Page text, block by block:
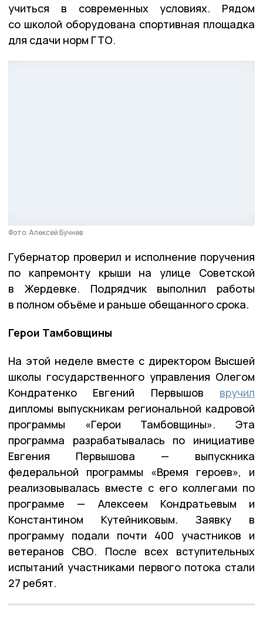
учиться в современных условиях. Рядом
со школой оборудована спортивная площадка
для сдачи норм ГТО.
Фото: Алексей Бучнев
Губернатор проверил и исполнение поручения
по капремонту крыши на улице Советской
в Жердевке. Подрядчик выполнил работы
в полном объёме и раньше обещанного срока.
Герои Тамбовщины
На этой неделе вместе с директором Высшей
школы государственного управления Олегом
Кондратенко Евгений Первышов вручил
дипломы выпускникам региональной кадровой
программы «Герои Тамбовщины». Эта
программа разрабатывалась по инициативе
Евгения Первышова — выпускника
федеральной программы «Время героев», и
реализовывалась вместе с его коллегами по
программе — Алексеем Кондратьевым и
Константином Кутейниковым. Заявку в
программу подали почти 400 участников и
ветеранов СВО. После всех вступительных
испытаний участниками первого потока стали
27 ребят.